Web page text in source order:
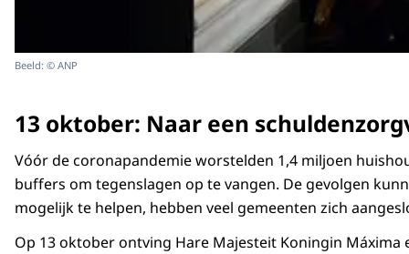
Beeld: © ANP
13 oktober: Naar een
Vóór de coronapandemie worstelden 1,4 miljoen
buffers om tegenslagen op te vangen. De gevolgen
mogelijk te helpen, hebben veel gemeenten zich
Op 13 oktober ontving Hare Majesteit Koningin Máxima